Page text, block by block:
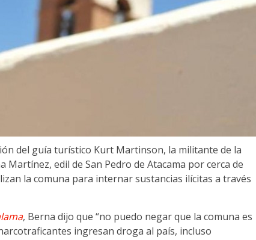
del guía turístico Kurt Martinson, la militante de la
Martínez, edil de San Pedro de Atacama por cerca de
la comuna para internar sustancias ilícitas a través
, Berna dijo que “no puedo negar que la comuna es
ingresan droga al país, incluso